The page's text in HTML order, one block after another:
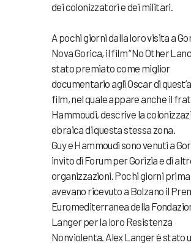
dei colonizzatori e dei militari.
A pochi giorni dalla loro visita a
Nova Gorica, il film “No Other
stato premiato come miglior
documentario agli Oscar di
film, nel quale appare anche il
Hammoudi, descrive la
ebraica di questa stessa zona.
Guy e Hammoudi sono venuti a
invito di Forum per Gorizia e di
organizzazioni. Pochi giorni prima
avevano ricevuto a Bolzano il
Euromediterranea della
Langer per la loro Resistenza
Nonviolenta. Alex Langer è stato